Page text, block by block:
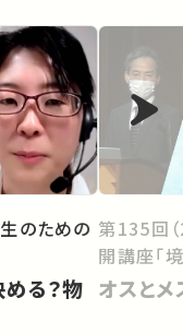
のための
る？物
第135回
開講座「
オスと